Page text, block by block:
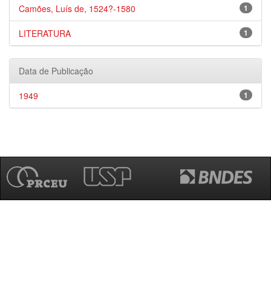
1
Camões, Luís de, 1524?-1580
1
LITERATURA
Data de Publicação
1
1949